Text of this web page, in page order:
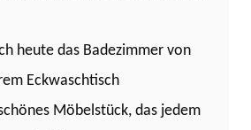
heute das Badezimmer von
Eckwaschtisch
Möbelstück, das jedem